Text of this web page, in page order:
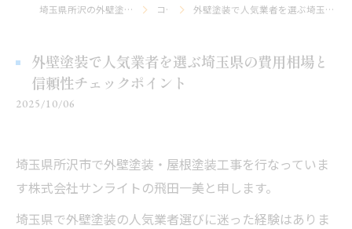
埼玉県所沢の外壁塗装なら株式会社サンライト コラム 外壁塗装で人気業者を選ぶ埼玉県の費用相場と信頼性チェックポイント
外壁塗装で人気業者を選ぶ埼玉県の費用相場と
信頼性チェックポイント
2025/10/06
埼玉県所沢市で外壁塗装・屋根塗装工事を行なっていま
す株式会社サンライトの飛田一美と申します。
埼玉県で外壁塗装の人気業者選びに迷った経験はありま